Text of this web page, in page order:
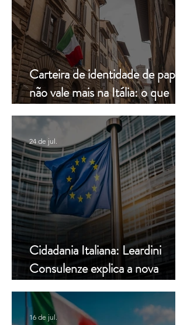
Carteira de identidade de papel
não vale mais na Itália: o que
Cidadania Italiana: Leardini
Consulenze explica a nova
24 de jul.
16 de jul.